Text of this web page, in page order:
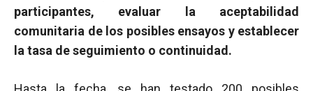
participantes, evaluar la aceptabilidad
comunitaria de los posibles ensayos y establecer
la tasa de seguimiento o continuidad.